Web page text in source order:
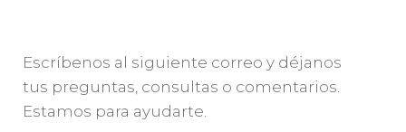
Escríbenos al siguiente correo y déjanos
tus preguntas, consultas o comentarios.
Estamos para ayudarte.